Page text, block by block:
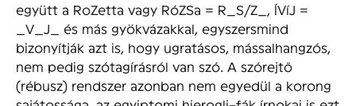
együtt a RoZetta vagy RóZSa = R_S/Z_, ÍVíJ =
_V_J_ és más gyökvázakkal, egyszersmind
bizonyítják azt is, hogy ugratásos, mássalhangzós,
nem pedig szótagírásról van szó. A szórejtő
(rébusz) rendszer azonban nem egyedül a korong